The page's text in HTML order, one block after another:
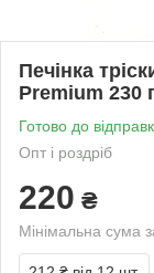
Печінка
Premium 230
Готово до
Опт і роздріб
220 ₴
Мінімальна сума